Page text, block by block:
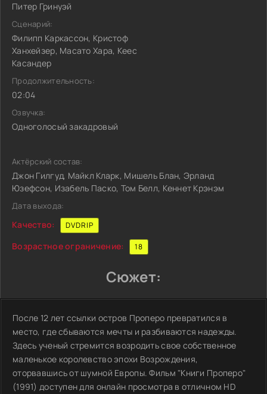
Питер Гринуэй
Сценарий:
Филипп Каркассон, Кристоф
Ханхейзер, Масато Хара, Кеес
Касандер
Продолжительность:
02:04
Озвучка:
Одноголосый закадровый
Актёрский состав:
Джон Гилгуд, Майкл Кларк, Мишель Блан, Эрланд
Юзефсон, Изабель Паско, Том Белл, Кеннет Крэнэм
Дата выхода:
Качество: DVDRIP
Возрастное ограничение: 18
Сюжет:
После 12 лет ссылки остров Проперо превратился в
место, где сбываются мечты и разбиваются надежды.
Здесь ученый стремится возродить свое собственное
маленькое королевство эпохи Возрождения,
оторвавшись от шумной Европы. Фильм "Книги Проперо"
(1991) доступен для онлайн просмотра в отличном HD